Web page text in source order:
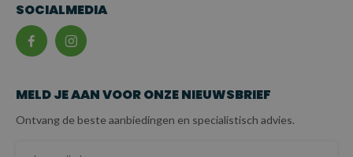
SOCIALMEDIA
MELD JE AAN VOOR ONZE NIEUWSBRIEF
Ontvang de beste aanbiedingen en specialistisch advies.